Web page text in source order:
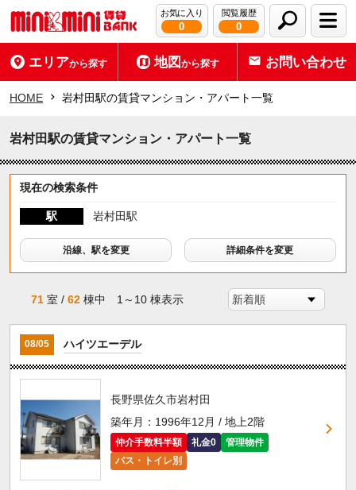
お気に入り
0
閲覧履歴
0
エリアから探す 地図から探す お問い合わせ
HOME 岩村田駅の賃貸マンション・アパート一覧
岩村田駅の賃貸マンション・アパート一覧
現在の検索条件
駅 岩村田駅
沿線、駅を変更 詳細条件を変更
71 室 /62 棟中 1～10 棟表示
08/05 ハイツエーデル
長野県佐久市岩村田
築年月：1996年12月 / 地上2階
仲介手数料半額 礼金0
管理物件
バス・トイレ別